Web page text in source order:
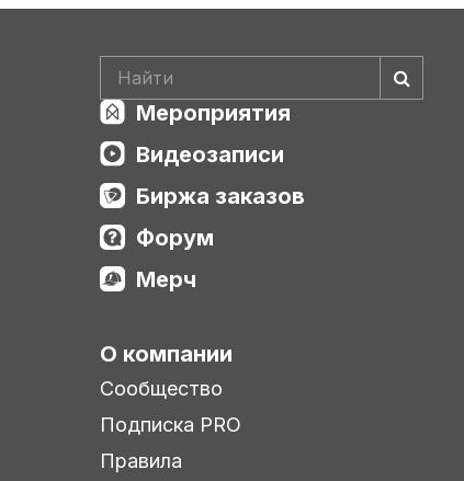
Мероприятия
Видеозаписи
Биржа заказов
Форум
Мерч
О компании
Сообщество
Подписка PRO
Правила